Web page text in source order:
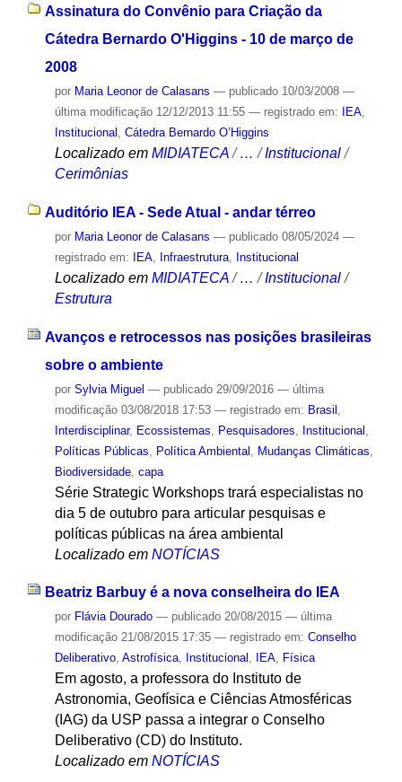
Assinatura do Convênio para Criação da
Cátedra Bernardo O'Higgins - 10 de março de
2008
por Maria Leonor de Calasans — publicado10/03/2008 —
última modificação12/12/2013 11:55 — registrado em: IEA,
Institucional , Cátedra Bernardo O’Higgins
Localizado em MIDIATECA /…/Institucional /
Cerimônias
Auditório IEA - Sede Atual - andar térreo
por Maria Leonor de Calasans — publicado08/05/2024 —
registrado em:
IEA, Infraestrutura, Institucional
Localizado em MIDIATECA /…/Institucional /
Estrutura
Avanços e retrocessos nas posições brasileiras
sobre o ambiente
por Sylvia Miguel — publicado29/09/2016 — última
modificação03/08/2018 17:53 — registrado em: Brasil
Interdisciplinar, Ecossistemas Pesquisadores Institucional
Políticas Públicas
Política Ambiental Mudanças Climáticas
Biodiversidade, capa
Série Strategic Workshops trará especialistas no
dia 5 de outubro para articular pesquisas e
políticas públicas na área ambiental
Localizado em NOTÍCIAS
Beatriz Barbuy é a nova conselheira do IEA
por Flávia Dourado — publicado20/08/2015 — última
modificação21/08/2015 17:35 — registrado em: Conselho
Deliberativo, Astrofísica, Institucional , IEA, Física
Em agosto, a professora do Instituto de
Astronomia, Geofísica e Ciências Atmosféricas
(IAG) da USP passa a integrar o Conselho
Deliberativo (CD) do Instituto.
Localizado em NOTÍCIAS